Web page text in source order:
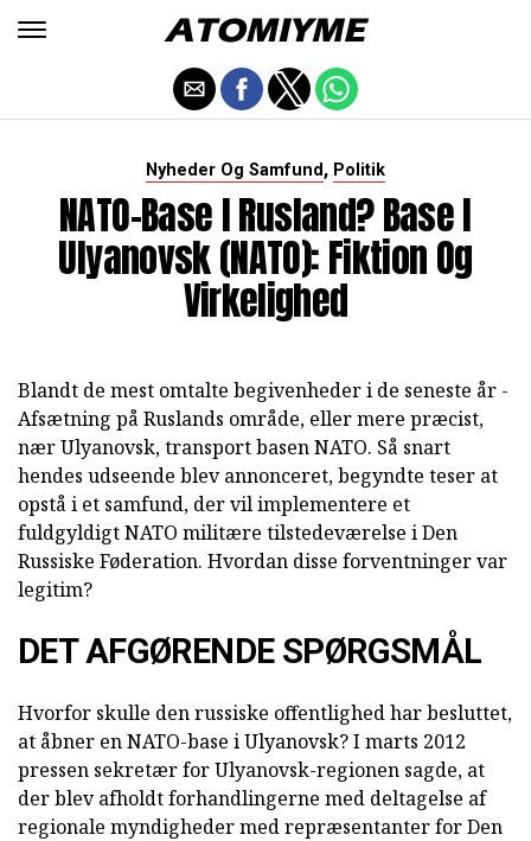
Nyheder Og Samfund, Politik
NATO-Base I Rusland? Base I
Ulyanovsk (NATO): Fiktion Og
Virkelighed
Blandt de mest omtalte begivenheder i de seneste år -
Afsætning på Ruslands område, eller mere præcist,
nær Ulyanovsk, transport basen NATO. Så snart
hendes udseende blev annonceret, begyndte teser at
opstå i et samfund, der vil implementere et
fuldgyldigt NATO militære tilstedeværelse i Den
Russiske Føderation. Hvordan disse forventninger var
legitim?
DET AFGØRENDE SPØRGSMÅL
Hvorfor skulle den russiske offentlighed har besluttet,
at åbner en NATO-base i Ulyanovsk? I marts 2012
pressen sekretær for Ulyanovsk-regionen sagde, at
der blev afholdt forhandlingerne med deltagelse af
regionale myndigheder med repræsentanter for Den